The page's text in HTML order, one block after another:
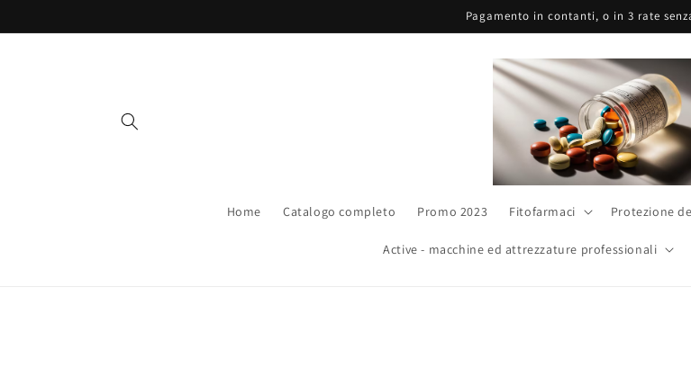
ai contenuti
Pagamento in contanti, o in 3 rate
Home Catalogo completo Promo 2023 Fitofarmaci Protezione
Active - macchine ed attrezzature professionali